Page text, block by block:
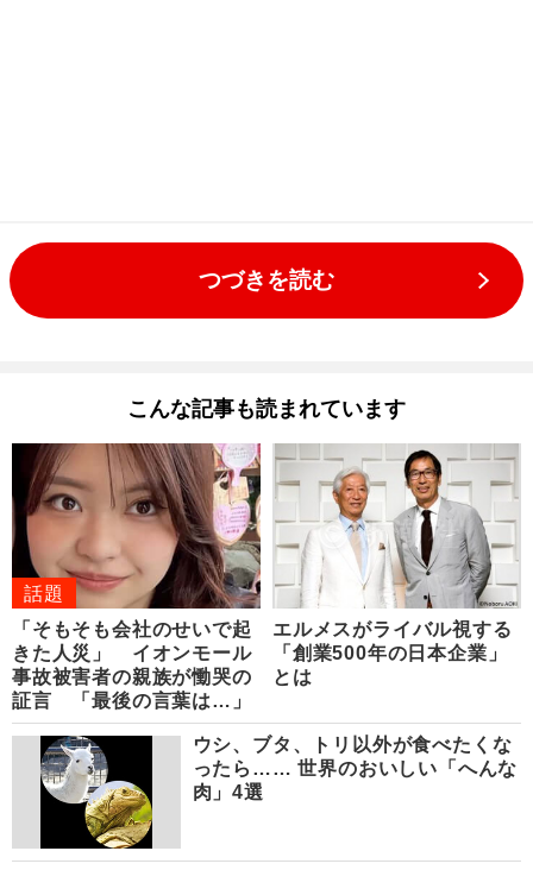
つづきを読む
こんな記事も読まれています
話題
「そもそも会社のせいで起
きた人災」 イオンモール
事故被害者の親族が慟哭の
証言 「最後の言葉は…」
エルメスがライバル視する
「創業500年の日本企業」
とは
ウシ、ブタ、トリ以外が食べたくな
ったら…… 世界のおいしい「へんな
肉」4選